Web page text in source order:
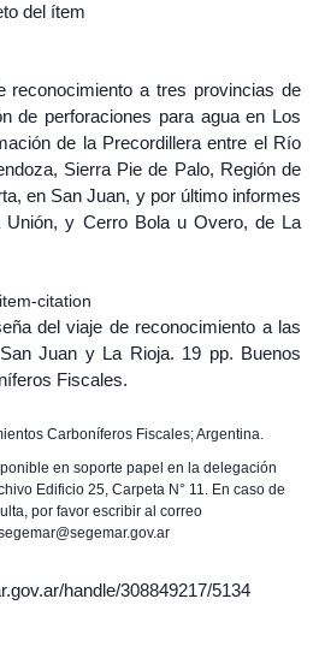
del ítem
reconocimiento a tres provincias de
de perforaciones para agua en Los
de la Precordillera entre el Río
Sierra Pie de Palo, Región de
en San Juan, y por último informes
y Cerro Bola u Overo, de La
citation
del viaje de reconocimiento a las
Juan y La Rioja. 19 pp. Buenos
Fiscales.
Carboníferos Fiscales; Argentina.
en soporte papel en la delegación
Edificio 25, Carpeta N° 11. En caso de
por favor escribir al correo
handle/308849217/5134